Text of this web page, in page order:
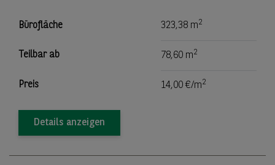
Bürofläche 323,38 m2
Teilbar ab 78,60 m2
Preis 14,00 €/m2
Details anzeigen